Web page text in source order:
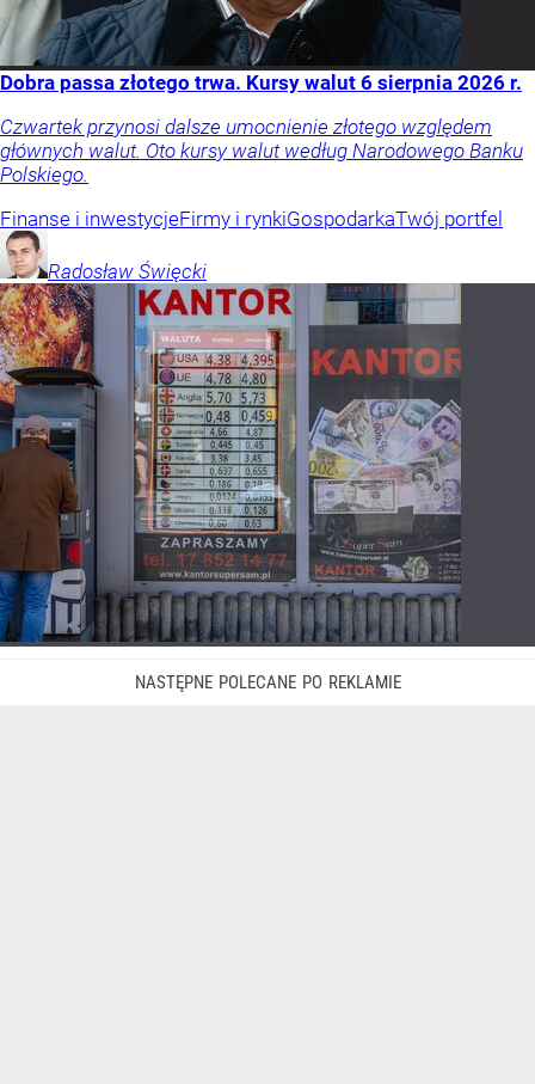
Dobra passa złotego trwa. Kursy walut 6 sierpnia 2026 r.
Czwartek przynosi dalsze umocnienie złotego względem
głównych walut. Oto kursy walut według Narodowego Banku
Polskiego.
Finanse i inwestycjeFirmy i rynkiGospodarkaTwój portfel
Radosław Święcki